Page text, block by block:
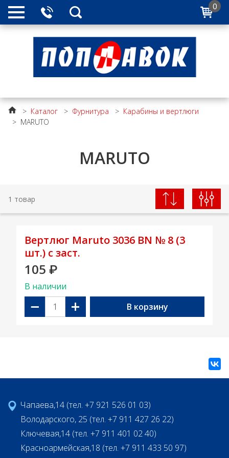
0
> Каталог > Фурнитура > Карабины и вертлюги
> MARUTO
MARUTO
1 товар
Вертлюг Maruto 3036 BN № 8 (3
шт.) с заст.
105 ₽
В наличии
− + В корзину
Чапаева,14 (тел. +7 921 526 01 03)
Володарского, 25 (тел. +7 911 427 26 22)
Ключевая,14 (тел. +7 911 401 02 40)
Красноармейская,18 (тел. +7 911 433 50 97)